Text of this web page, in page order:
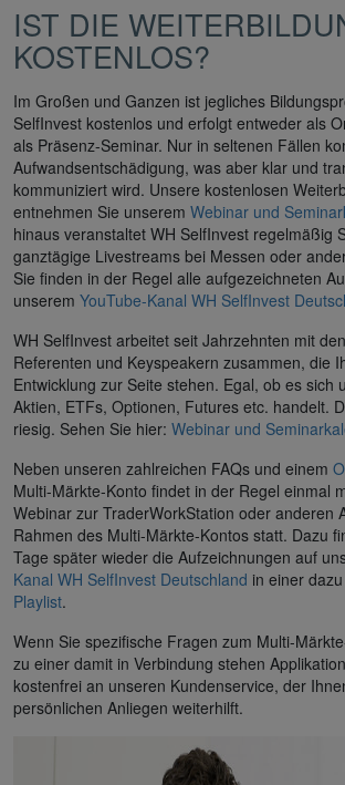
IST DIE
KOSTENLOS?
Im Großen und Ganzen ist jegliches
SelfInvest kostenlos und erfolgt entweder als
als Präsenz-Seminar. Nur in seltenen Fällen
Aufwandsentschädigung, was aber klar und
kommuniziert wird. Unsere kostenlosen
entnehmen Sie unserem Webinar und
hinaus veranstaltet WH SelfInvest regelmäßig
ganztägige Livestreams bei Messen oder
Sie finden in der Regel alle aufgezeichneten
unserem YouTube-Kanal WH SelfInvest
WH SelfInvest arbeitet seit Jahrzehnten mit
Referenten und Keyspeakern zusammen, die
Entwicklung zur Seite stehen. Egal, ob es sich
Aktien, ETFs, Optionen, Futures etc. handelt.
riesig. Sehen Sie hier: Webinar und
Neben unseren zahlreichen FAQs und einem
Multi-Märkte-Konto findet in der Regel einmal
Webinar zur TraderWorkStation oder anderen
Rahmen des Multi-Märkte-Kontos statt. Dazu
Tage später wieder die Aufzeichnungen auf
Kanal WH SelfInvest Deutschland in einer
Playlist.
Wenn Sie spezifische Fragen zum Multi-
zu einer damit in Verbindung stehen
kostenfrei an unseren Kundenservice, der
persönlichen Anliegen weiterhilft.